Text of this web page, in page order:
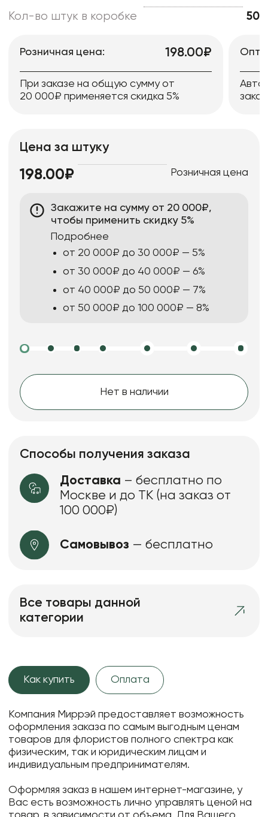
Кол-во штук в коробке 50
Розничная цена: 198.00₽
При заказе на общую сумму от
20 000₽ применяется скидка 5%
Цена за штуку
198.00₽ Розничная цена
Закажите на сумму от 20 000₽,
чтобы применить скидку 5%
Подробнее
от 20 000₽ до 30 000₽ — 5%
от 30 000₽ до 40 000₽ — 6%
от 40 000₽ до 50 000₽ — 7%
от 50 000₽ до 100 000₽ — 8%
Нет в наличии
Способы получения заказа
Доставка – бесплатно по
Москве и до ТК (на заказ от
100 000₽)
Самовывоз — бесплатно
Все товары данной
категории
Как купить Оплата
Компания Миррэй предоставляет возможность
оформления заказа по самым выгодным ценам
товаров для флористов полного спектра как
физическим, так и юридическим лицам и
индивидуальным предпринимателям.
Оформляя заказ в нашем интернет-магазине, у
Вас есть возможность лично управлять ценой на